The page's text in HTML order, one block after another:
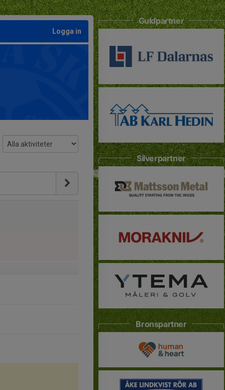
Logga in
Guldpartner
Silverpartner
Bronspartner